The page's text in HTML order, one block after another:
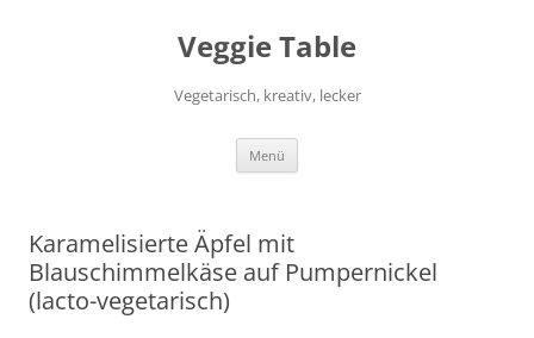
Veggie Table
Vegetarisch, kreativ, lecker
Menü
Karamelisierte Äpfel mit
Blauschimmelkäse auf Pumpernickel
(lacto-vegetarisch)